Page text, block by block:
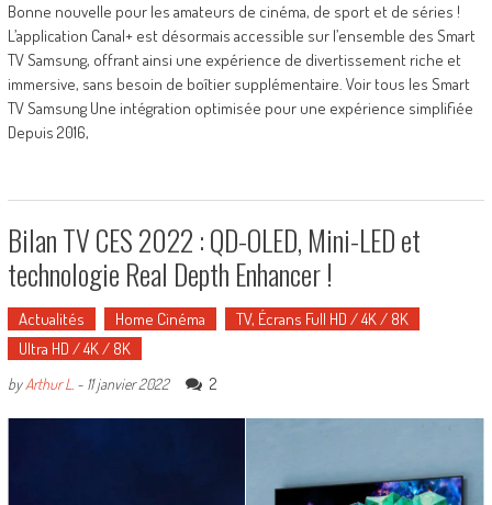
Bonne nouvelle pour les amateurs de cinéma, de sport et de séries !
L’application Canal+ est désormais accessible sur l’ensemble des Smart
TV Samsung, offrant ainsi une expérience de divertissement riche et
immersive, sans besoin de boîtier supplémentaire. Voir tous les Smart
TV Samsung Une intégration optimisée pour une expérience simplifiée
Depuis 2016,
Bilan TV CES 2022 : QD-OLED, Mini-LED et
technologie Real Depth Enhancer !
Actualités Home Cinéma
TV, Écrans Full HD / 4K / 8K
Ultra HD / 4K / 8K
byArthur L. - 11 janvier 2022 2